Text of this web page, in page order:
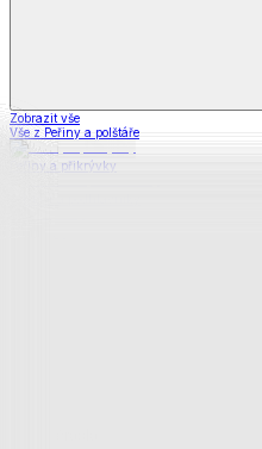
Zobrazit vše
Vše z Peřiny a polštáře
Peřiny a přikrývky